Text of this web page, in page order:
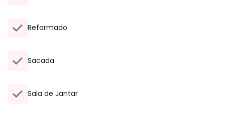
Reformado
Sacada
Sala de Jantar